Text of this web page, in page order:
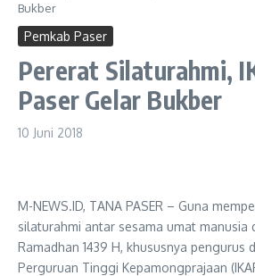
Bukber
Pemkab Paser
Pererat Silaturahmi,
Paser Gelar Bukber
10 Juni 2018
M-NEWS.ID, TANA PASER – Guna
silaturahmi antar sesama umat manusia
Ramadhan 1439 H, khususnya pengurus
Perguruan Tinggi Kepamongprajaan